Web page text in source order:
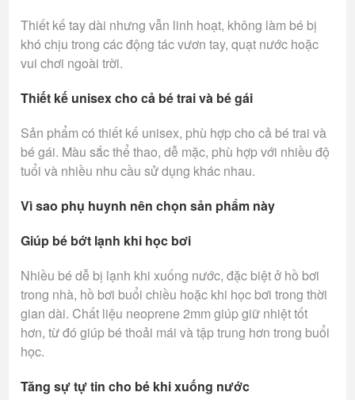
Thiết kế tay dài nhưng vẫn linh hoạt, không làm bé bị
khó chịu trong các động tác vươn tay, quạt nước hoặc
vui chơi ngoài trời.
Thiết kế unisex cho cả bé trai và bé gái
Sản phẩm có thiết kế unisex, phù hợp cho cả bé trai và
bé gái. Màu sắc thể thao, dễ mặc, phù hợp với nhiều độ
tuổi và nhiều nhu cầu sử dụng khác nhau.
Vì sao phụ huynh nên chọn sản phẩm này
Giúp bé bớt lạnh khi học bơi
Nhiều bé dễ bị lạnh khi xuống nước, đặc biệt ở hồ bơi
trong nhà, hồ bơi buổi chiều hoặc khi học bơi trong thời
gian dài. Chất liệu neoprene 2mm giúp giữ nhiệt tốt
hơn, từ đó giúp bé thoải mái và tập trung hơn trong buổi
học.
Tăng sự tự tin cho bé khi xuống nước